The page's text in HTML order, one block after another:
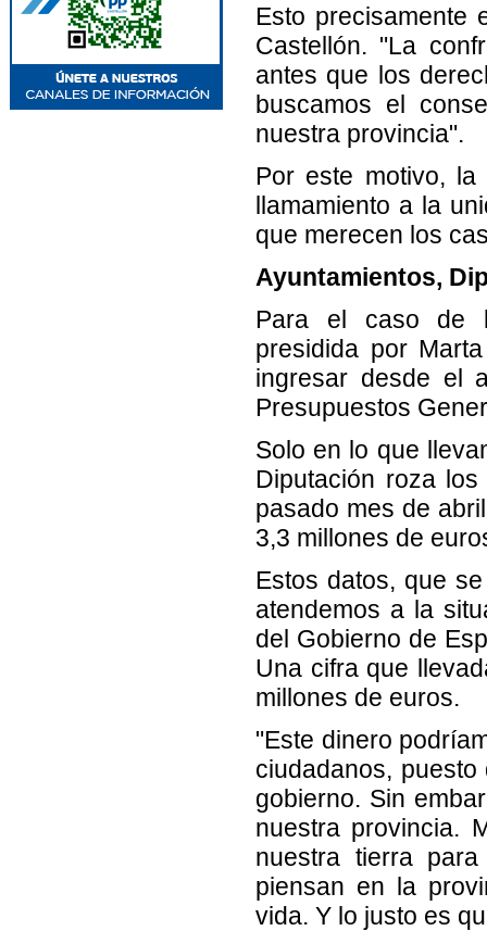
Esto precisamente
Castellón. "La
antes que los
buscamos el
nuestra provincia".
Por este motivo,
llamamiento a la
que merecen los
Ayuntamientos,
Para el caso de
presidida por
ingresar desde el
Presupuestos
Solo en lo que
Diputación roza
pasado mes de
3,3 millones de
Estos datos, que
atendemos a la
del Gobierno de
Una cifra que
millones de euros.
"Este dinero
ciudadanos,
gobierno. Sin
nuestra provincia.
nuestra tierra
piensan en la
vida. Y lo justo es